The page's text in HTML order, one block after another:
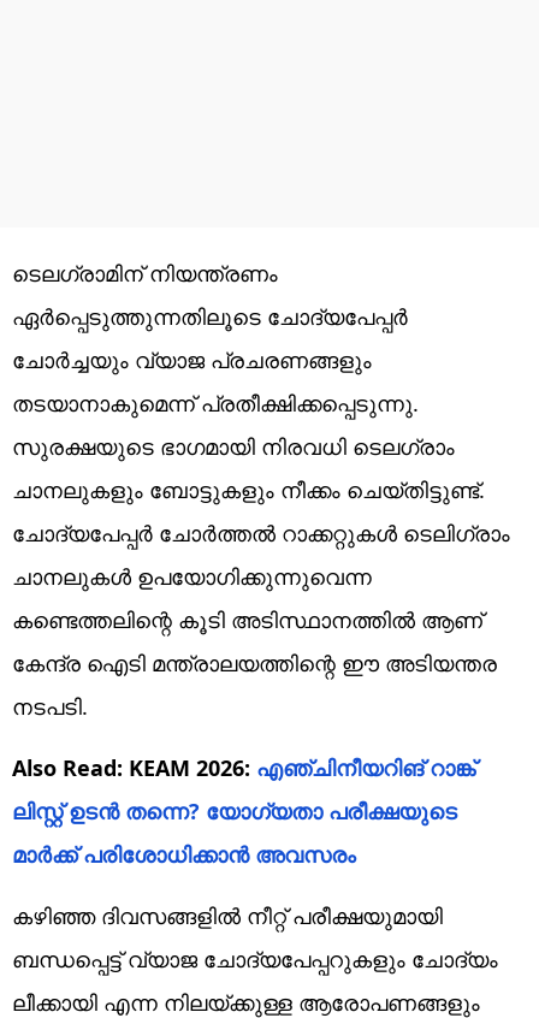
ടെലഗ്രാമിന് നിയന്ത്രണം
ഏർപ്പെടുത്തുന്നതിലൂടെ ചോദ്യപേപ്പർ
ചോർച്ചയും വ്യാജ പ്രചരണങ്ങളും
തടയാനാകുമെന്ന് പ്രതീക്ഷിക്കപ്പെടുന്നു.
സുരക്ഷയുടെ ഭാഗമായി നിരവധി ടെലഗ്രാം
ചാനലുകളും ബോട്ടുകളും നീക്കം ചെയ്തിട്ടുണ്ട്.
ചോദ്യപേപ്പർ ചോർത്തൽ റാക്കറ്റുകൾ ടെലിഗ്രാം
ചാനലുകൾ ഉപയോഗിക്കുന്നുവെന്ന
കണ്ടെത്തലിന്റെ കൂടി അടിസ്ഥാനത്തിൽ ആണ്
കേന്ദ്ര ഐടി മന്ത്രാലയത്തിന്റെ ഈ അടിയന്തര
നടപടി.
Also Read: KEAM 2026: എഞ്ചിനീയറിങ് റാങ്ക്
ലിസ്റ്റ് ഉടൻ തന്നെ? യോഗ്യതാ പരീക്ഷയുടെ
മാർക്ക് പരിശോധിക്കാൻ അവസരം
കഴിഞ്ഞ ദിവസങ്ങളിൽ നീറ്റ് പരീക്ഷയുമായി
ബന്ധപ്പെട്ട് വ്യാജ ചോദ്യപേപ്പറുകളും ചോദ്യം
ലീക്കായി എന്ന നിലയ്ക്കുള്ള ആരോപണങ്ങളും